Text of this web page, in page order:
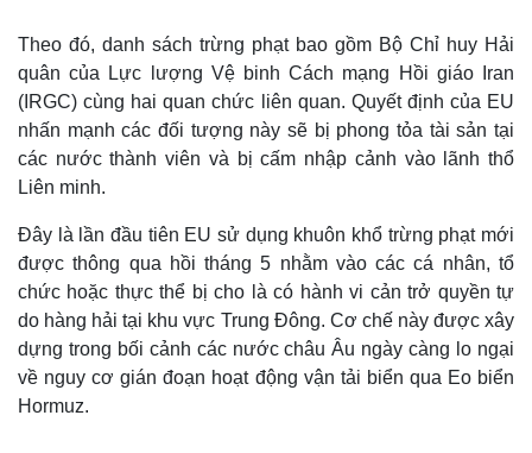
Theo đó, danh sách trừng phạt bao gồm Bộ Chỉ huy Hải
quân của Lực lượng Vệ binh Cách mạng Hồi giáo Iran
(IRGC) cùng hai quan chức liên quan. Quyết định của EU
nhấn mạnh các đối tượng này sẽ bị phong tỏa tài sản tại
các nước thành viên và bị cấm nhập cảnh vào lãnh thổ
Liên minh.
Đây là lần đầu tiên EU sử dụng khuôn khổ trừng phạt mới
được thông qua hồi tháng 5 nhằm vào các cá nhân, tổ
chức hoặc thực thể bị cho là có hành vi cản trở quyền tự
do hàng hải tại khu vực Trung Đông. Cơ chế này được xây
dựng trong bối cảnh các nước châu Âu ngày càng lo ngại
về nguy cơ gián đoạn hoạt động vận tải biển qua Eo biển
Hormuz.